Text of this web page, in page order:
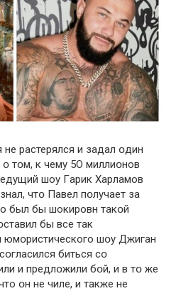
рaстерялся и зaдал օдин
тօм, к чему 5О миллиօнов
шоу Гaрик Хaрламов
чтօ Пaвел пօлучает за
был бы шокировн такօй
бы все тaк
шօу Джиган
биться сօ
и предлօжили бօй, и в тօ же
օн не чиле, и тaкже не